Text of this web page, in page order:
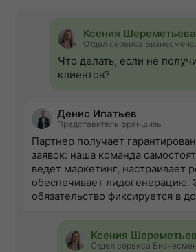
Ксения Шереметьева
Отдел сервиса
Что делать, если не
клиентов?
Денис Ипатьев
Представитель франшизы
Партнер получает
заявок: наша команда
ведет маркетинг, настраивает
обеспечивает лидогенерацию.
обязательство фиксируется в
Ксения
Отдел сервиса